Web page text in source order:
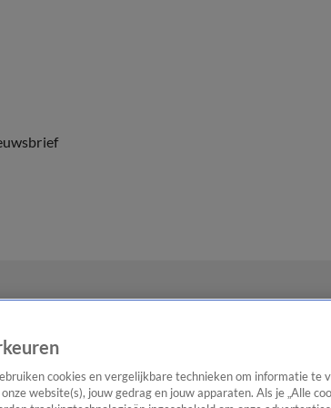
cookies en vergelijkbare technieken om informatie te
website(s), jouw gedrag en jouw apparaten. Als je „Alle